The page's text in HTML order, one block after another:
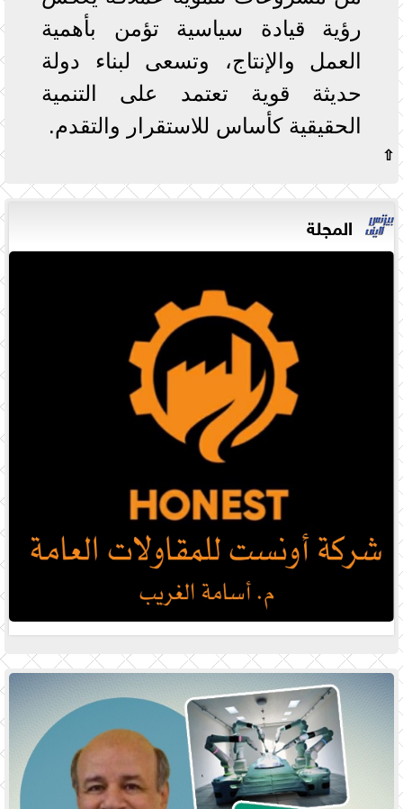
رؤية قيادة سياسية تؤمن بأهمية
العمل والإنتاج، وتسعى لبناء دولة
حديثة قوية تعتمد على التنمية
الحقيقية كأساس للاستقرار والتقدم.
⇧
المجلة